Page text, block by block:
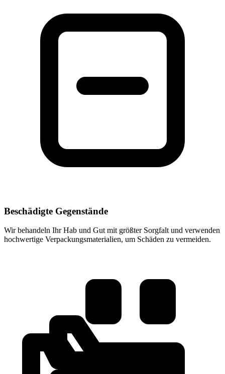
Beschädigte Gegenstände
Wir behandeln Ihr Hab und Gut mit größter Sorgfalt und verwenden
hochwertige Verpackungsmaterialien, um Schäden zu vermeiden.